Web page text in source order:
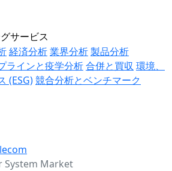
サービス
経済分析業界分析製品分析
ラインと疫学分析合併と買収 環境、
(ESG)競合分析とベンチマーク
System Market